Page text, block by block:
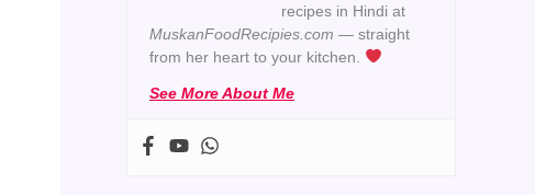
recipes in Hindi at
MuskanFoodRecipies.com — straight
from her heart to your kitchen.
See More About Me